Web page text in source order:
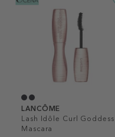
LANCÔME
Lash Idôle Curl Goddess
Mascara